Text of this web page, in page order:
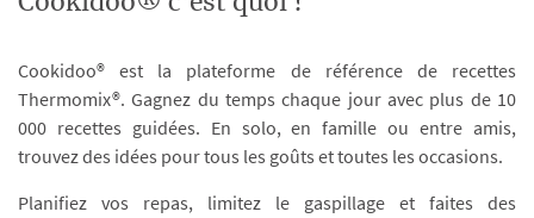
Cookidoo® est la plateforme de référence de recettes
Thermomix®. Gagnez du temps chaque jour avec plus de 10
000 recettes guidées. En solo, en famille ou entre amis,
trouvez des idées pour tous les goûts et toutes les occasions.
Planifiez vos repas, limitez le gaspillage et faites des